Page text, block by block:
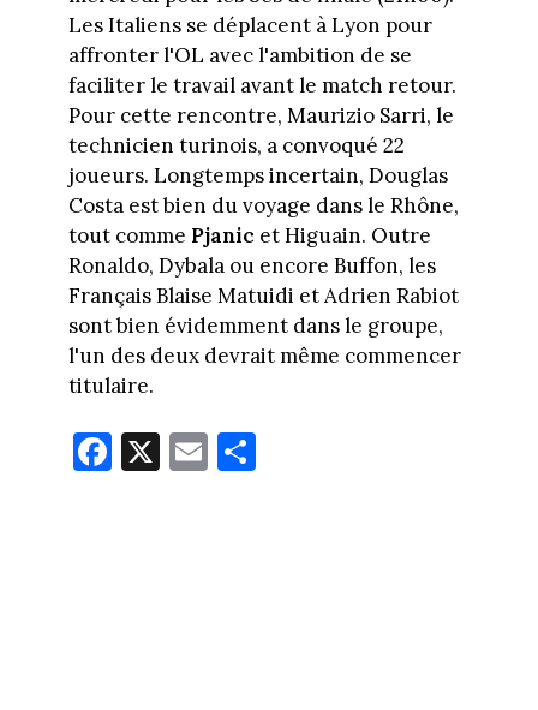
Les Italiens se déplacent à Lyon pour
affronter l'OL avec l'ambition de se
faciliter le travail avant le match retour.
Pour cette rencontre, Maurizio Sarri, le
technicien turinois, a convoqué 22
joueurs. Longtemps incertain, Douglas
Costa est bien du voyage dans le Rhône,
tout comme Pjanic et Higuain. Outre
Ronaldo, Dybala ou encore Buffon, les
Français Blaise Matuidi et Adrien Rabiot
sont bien évidemment dans le groupe,
l'un des deux devrait même commencer
titulaire.
Fa
ce
X E
m
Pa